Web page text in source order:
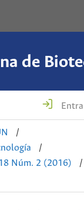
de
/
/
Núm. 2 (2016)
/